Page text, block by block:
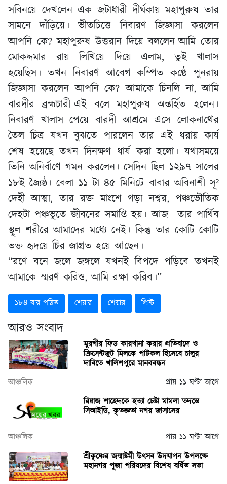
সবিনয়ে দেখলেন এক জটাধারী দীর্ঘকায় মহাপুরুষ তার
সামনে দাঁড়িয়ে। ভীতচিত্তে নিবারণ জিজ্ঞাসা করলেন
আপনি কে? মহাপুরুষ উত্তরান দিয়ে বললেন-আমি তোর
মোকদ্দমার রায় লিখিয়ে দিয়ে এলাম, তুই খালাস
হয়েছিস। তখন নিবারণ আবেগ কম্পিত কণ্ঠে পুনরায়
জিজ্ঞাসা করলেন আপনি কে? আমাকে চিনলি না, আমি
বারদীর ব্রহ্মচারী-এই বলে মহাপুরুষ অন্তর্হিত হলেন।
নিবারণ খালাস পেয়ে বারদী আশ্রমে এসে লোকনাথের
তৈল চিত্র যখন বুঝতে পারলেন তার এই ধরায় কার্য
শেষ হয়েছে তখন দিনক্ষণ ধার্য করা হলো। যথাসময়ে
তিনি অনির্বাণে গমন করলেন। সেদিন ছিল ১২৯৭ সালের
১৮ই জ্যৈষ্ঠ। বেলা ১১ টা ৪৫ মিনিটে বাবার অবিনাশী সূ²
দেহী আত্মা, তার রক্ত মাংশে গড়া নশ্বর, পঞ্চভৌতিক
দেহটা পঞ্চভূতে জীবনের সমাপ্তি হয়। আজ তার পার্থিব
স্থূল শরীরে আমাদের মধ্যে নেই। কিন্তু তার কোটি কোটি
ভক্ত হৃদয়ে চির জাগ্রত হয়ে আছেন।
“রণে বনে জলে জঙ্গলে যখনই বিপদে পড়িবে তখনই
আমাকে স্মরণ করিও, আমি রক্ষা করিব।”
১৮৪ বার পঠিত শেয়ার শেয়ার প্রিন্ট
আরও সংবাদ
মুরগীর ফিড কারখানা করার প্রতিবাদে ও
ক্রিসেন্টজুট মিলকে পাটকল হিসেবে চালুর
দাবিতে খালিশপুরে মানববন্ধন
আঞ্চলিক
প্রায় ১১ ঘণ্টা আগে
রিয়াজ শাহেদকে হত্যা চেষ্টা মামলা তদন্তে
সিআইডি, কৃতজ্ঞতা নগর জাসাসের
আঞ্চলিক
প্রায় ১১ ঘণ্টা আগে
শ্রীকৃষ্ণের জন্মাষ্টমী উৎসব উদযাপন উপলক্ষে
মহানগর পূজা পরিষদের বিশেষ বর্ধিত সভা